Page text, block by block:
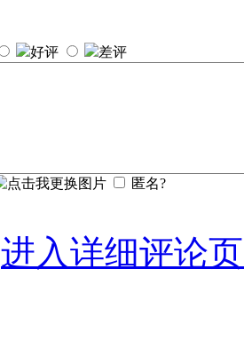
好评 差评
匿名?
进入详细评论